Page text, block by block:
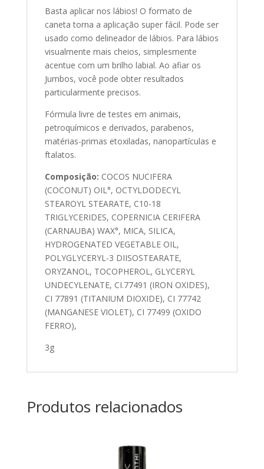
Basta aplicar nos lábios! O formato de
caneta torna a aplicação super fácil. Pode ser
usado como delineador de lábios. Para lábios
visualmente mais cheios, simplesmente
acentue com um brilho labial. Ao afiar os
Jumbos, você pode obter resultados
particularmente precisos.
Fórmula livre de testes em animais,
petroquímicos e derivados, parabenos,
matérias-primas etoxiladas, nanopartículas e
ftalatos.
Composição: COCOS NUCIFERA
(COCONUT) OIL°, OCTYLDODECYL
STEAROYL STEARATE, C10-18
TRIGLYCERIDES, COPERNICIA CERIFERA
(CARNAUBA) WAX°, MICA, SILICA,
HYDROGENATED VEGETABLE OIL,
POLYGLYCERYL-3 DIISOSTEARATE,
ORYZANOL, TOCOPHEROL, GLYCERYL
UNDECYLENATE, CI.77491 (IRON OXIDES),
CI 77891 (TITANIUM DIOXIDE), CI 77742
(MANGANESE VIOLET), CI 77499 (OXIDO
FERRO),
3g
Produtos relacionados